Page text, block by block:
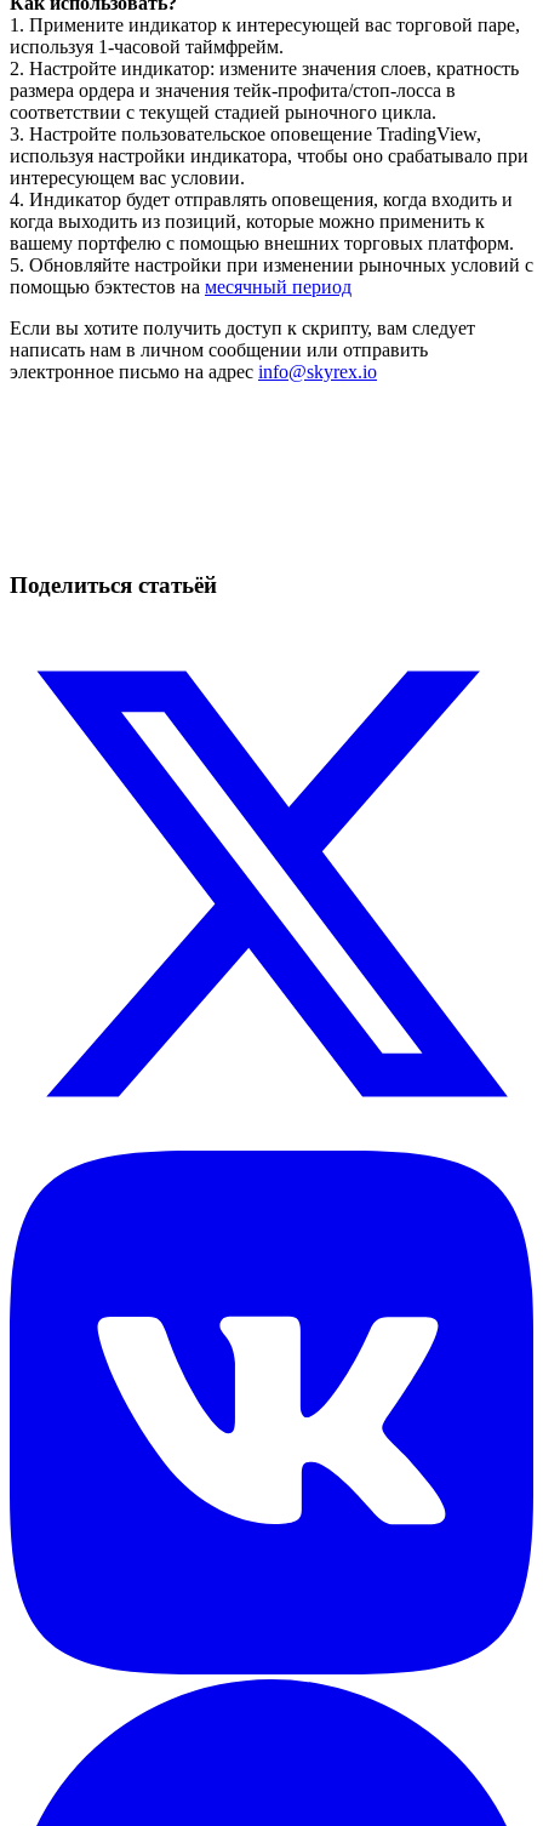
1. Примените индикатор к интересующей вас торговой паре,
используя 1-часовой таймфрейм.
2. Настройте индикатор: измените значения слоев, кратность
размера ордера и значения тейк-профита/стоп-лосса в
соответствии с текущей стадией рыночного цикла.
3. Настройте пользовательское оповещение TradingView,
используя настройки индикатора, чтобы оно срабатывало при
интересующем вас условии.
4. Индикатор будет отправлять оповещения, когда входить и
когда выходить из позиций, которые можно применить к
вашему портфелю с помощью внешних торговых платформ.
5. Обновляйте настройки при изменении рыночных условий с
помощью бэктестов на месячный период
Если вы хотите получить доступ к скрипту, вам следует
написать нам в личном сообщении или отправить
электронное письмо на адрес info@skyrex.io
Поделиться статьёй